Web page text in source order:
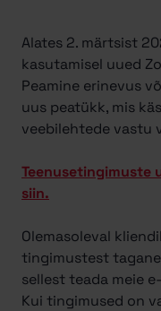
Alates 2. märtsist
kasutamisel uued
Peamine erinevus
uus peatükk, mis
veebilehtede vastu
Teenusetingimuste
siin.
Olemasoleval
tingimustest
sellest teada meie
Kui tingimused on